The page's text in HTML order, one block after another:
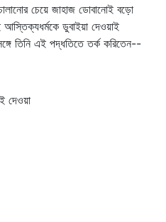
চেয়ে জাহাজ ডোবানোই বড়ো
আস্তিক্যধর্মকে ডুবাইয়া দেওয়াই
তিনি এই পদ্ধতিতে তর্ক করিতেন--
দেওয়া